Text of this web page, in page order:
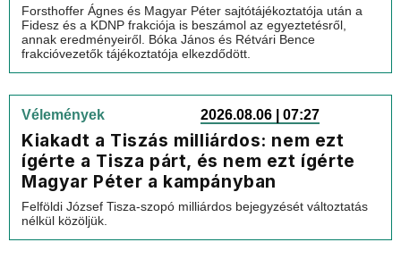
Forsthoffer Ágnes és Magyar Péter sajtótájékoztatója után a
Fidesz és a KDNP frakciója is beszámol az egyeztetésről,
annak eredményeiről. Bóka János és Rétvári Bence
frakcióvezetők tájékoztatója elkezdődött.
Vélemények 2026.08.06 | 07:27
Kiakadt a Tiszás milliárdos: nem ezt
ígérte a Tisza párt, és nem ezt ígérte
Magyar Péter a kampányban
Felföldi József Tisza-szopó milliárdos bejegyzését változtatás
nélkül közöljük.